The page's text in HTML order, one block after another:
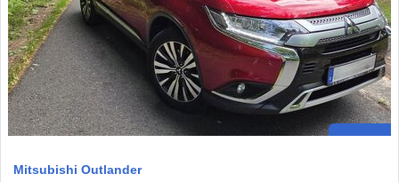
Mitsubishi Outlander